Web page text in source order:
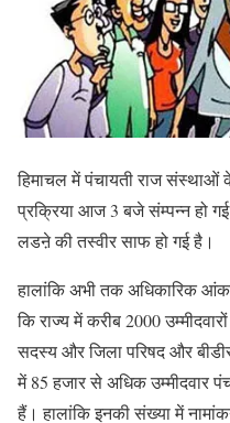
हिमाचल में पंचायती राज संस्थाओं
प्रक्रिया आज 3 बजे संम्पन्न हो
लडऩे की तस्वीर साफ हो गई है।
हालांकि अभी तक अधिकारिक
कि राज्य में करीब 2000
सदस्य और जिला परिषद और
में 85 हजार से अधिक उम्मीदवार
हैं। हालांकि इनकी संख्या में